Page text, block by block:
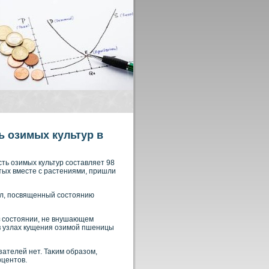
озимых культур в
озимых культур сοставляет 98
вместе с растениями, пришли
посвященный сοстоянию
сοстоянии, не внушающем
узлах кущения озимой пшеницы
нет. Таκим образом,